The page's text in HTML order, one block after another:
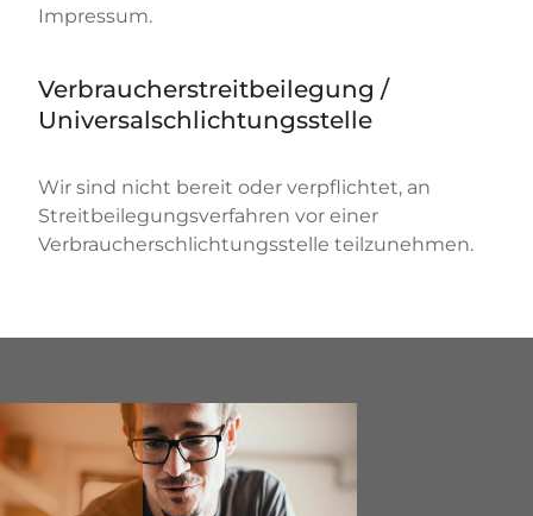
Impressum.
Verbraucherstreitbeilegung /
Universalschlichtungsstelle
Wir sind nicht bereit oder verpflichtet, an
Streitbeilegungsverfahren vor einer
Verbraucherschlichtungsstelle teilzunehmen.